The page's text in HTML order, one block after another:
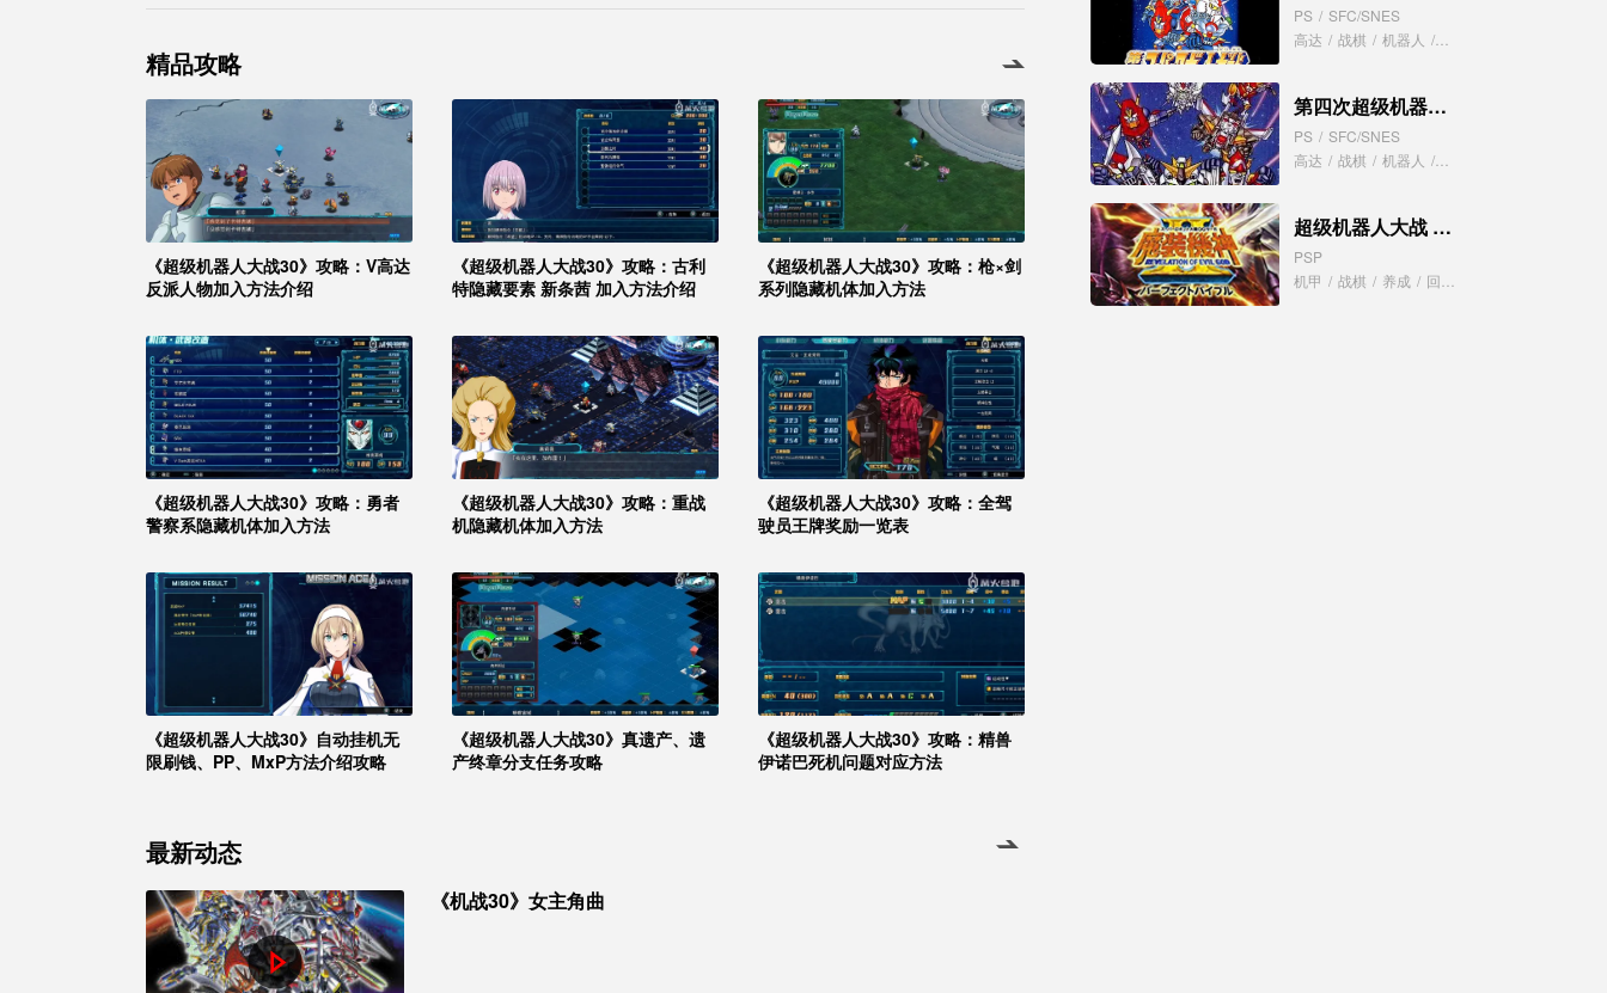
精品攻略
《超级机器人大战30》攻略：V高达
反派人物加入方法介绍
《超级机器人大战30》攻略：古利
特隐藏要素 新条茜 加入方法介绍
《超级机器人大战30》攻略：枪×剑
系列隐藏机体加入方法
《超级机器人大战30》攻略：勇者
警察系隐藏机体加入方法
《超级机器人大战30》攻略：重战
机隐藏机体加入方法
《超级机器人大战30》攻略：全驾
驶员王牌奖励一览表
《超级机器人大战30》自动挂机无
限刷钱、PP、MxP方法介绍攻略
《超级机器人大战30》真遗产、遗
产终章分支任务攻略
《超级机器人大战30》攻略：精兽
伊诺巴死机问题对应方法
最新动态
《机战30》女主角曲
PS / SFC/SNES
高达 / 战棋 / 机器人 /
第四次超级机器人大战
PS / SFC/SNES
高达 / 战棋 / 机器人 /
超级机器人大战 OG 传说：魔装机神 2 邪神启示录
PSP
机甲 / 战棋 / 养成 / 回合制